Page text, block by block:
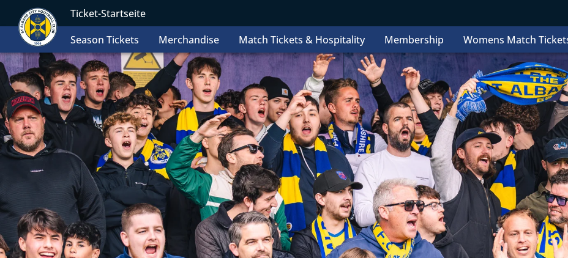
Ticket-Startseite
Season Tickets
Merchandise Match Tickets & Hospitality Membership Womens Match